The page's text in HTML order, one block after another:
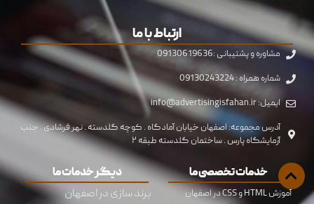
ارتباط با ما
مشاوره و پشتیبانی :09130619636
شماره همراه : 09130243224
ایمیل: info@advertisingisfahan.ir
آدرس مجموعه: اصفهان خیابان آمادگاه . کوچه گلدسته . نهر فرشادی . جنب
آزمایشگاه پارس . ساختمان گلدسته طبقه ۲
خدمات تخصصی ما
آموزش HTML و CSS در اصفهان
دیگر خدمات ما
برند سازی در اصفهان